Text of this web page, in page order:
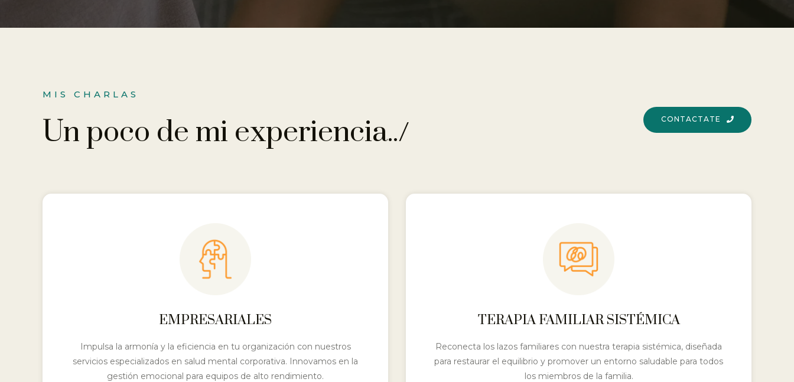
MIS CHARLAS
Un poco de mi experiencia../ CONTACTATE
EMPRESARIALES
Impulsa la armonía y la eficiencia en tu organización con nuestros
servicios especializados en salud mental corporativa. Innovamos en la
gestión emocional para equipos de alto rendimiento.
TERAPIA FAMILIAR SISTÉMICA
Reconecta los lazos familiares con nuestra terapia sistémica, diseñada
para restaurar el equilibrio y promover un entorno saludable para todos
los miembros de la familia.